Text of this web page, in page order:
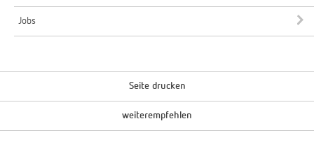
Jobs
Seite drucken
weiterempfehlen